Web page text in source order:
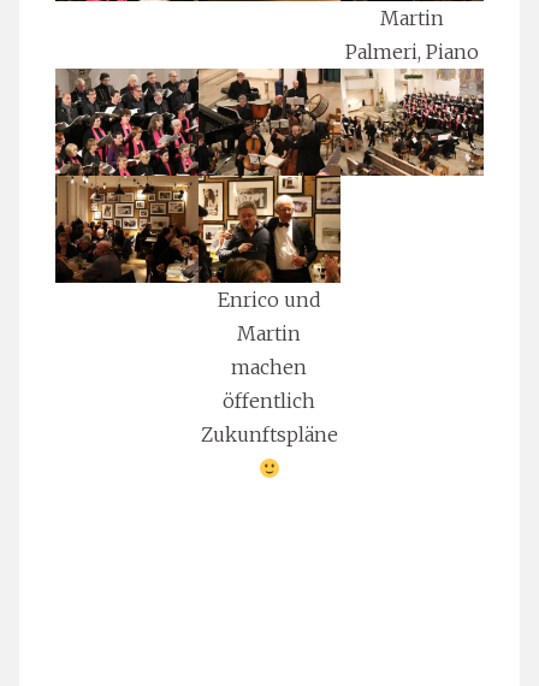
Martin
Palmeri, Piano
Enrico und
Martin
machen
öffentlich
Zukunftspläne